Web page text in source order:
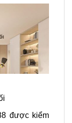
được kiểm